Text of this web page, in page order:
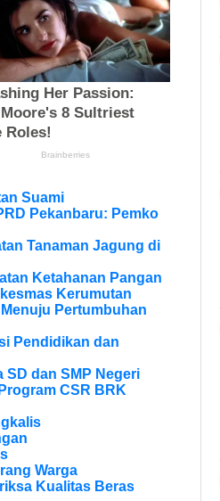
Suami
Pekanbaru: Pemko
Tanaman Jagung di
Ketahanan Pangan
Kerumutan
Pertumbuhan
Pendidikan dan
SD dan SMP Negeri
CSR BRK
Warga
Kualitas Beras